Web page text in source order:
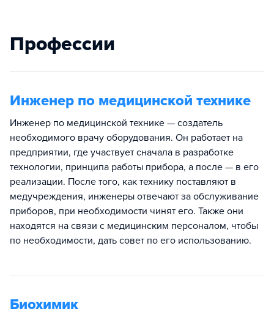
Профессии
Инженер по медицинской технике
Инженер по медицинской технике — создатель
необходимого врачу оборудования. Он работает на
предприятии, где участвует сначала в разработке
технологии, принципа работы прибора, а после — в его
реализации. После того, как технику поставляют в
медучреждения, инженеры отвечают за обслуживание
приборов, при необходимости чинят его. Также они
находятся на связи с медицинским персоналом, чтобы
по необходимости, дать совет по его использованию.
Биохимик